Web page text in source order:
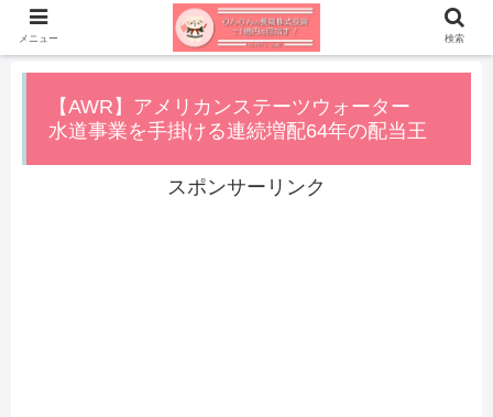
【AWR】アメリカンステーツウォーター
水道事業を手掛ける連続増配64年の配当王
スポンサーリンク
メニュー 検索